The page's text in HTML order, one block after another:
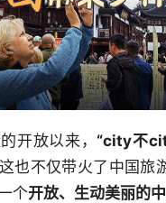
开放以来， “city不
也不仅带火了中国旅
个开放、生动美丽的中